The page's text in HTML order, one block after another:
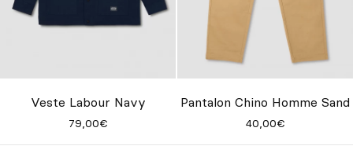
Veste Labour Navy
79,00€
Pantalon Chino Homme Sand
40,00€